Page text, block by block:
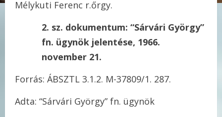
Mélykuti Ferenc r.őrgy.
2. sz. dokumentum: “Sárvári György”
fn. ügynök jelentése, 1966.
november 21.
Forrás: ÁBSZTL 3.1.2. M-37809/1. 287.
Adta: “Sárvári György” fn. ügynök